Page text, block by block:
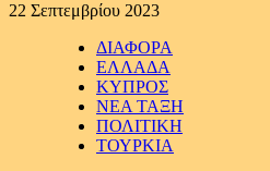
22 Σεπτεμβρίου 2023
ΔΙΑΦΟΡΑ
ΕΛΛΑΔΑ
ΚΥΠΡΟΣ
ΝΕΑ ΤΑΞΗ
ΠΟΛΙΤΙΚΗ
ΤΟΥΡΚΙΑ